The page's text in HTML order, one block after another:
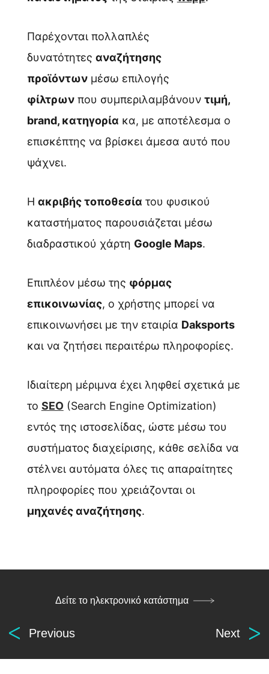
Παρέχονται πολλαπλές
δυνατότητες αναζήτησης
προϊόντωνμέσω επιλογής
φίλτρωνπου συμπεριλαμβάνουν τιμή,
brand, κατηγορία κα, με αποτέλεσμα ο
επισκέπτης να βρίσκει άμεσα αυτό που
ψάχνει.
Η ακριβής τοποθεσία του φυσικού
καταστήματος παρουσιάζεται μέσω
διαδραστικού χάρτη Google Maps.
Επιπλέον μέσω της φόρμας
επικοινωνίας, ο χρήστης μπορεί να
επικοινωνήσει με την εταιρία Daksports
και να ζητήσει περαιτέρω πληροφορίες.
Ιδιαίτερη μέριμνα έχει ληφθεί σχετικά με
το SEO(Search Engine Optimization)
εντός της ιστοσελίδας, ώστε μέσω του
συστήματος διαχείρισης, κάθε σελίδα να
στέλνει αυτόματα όλες τις απαραίτητες
πληροφορίες που χρειάζονται οι
μηχανές αναζήτησης.
Δείτε το ηλεκτρονικό κατάστημα
Previous Next